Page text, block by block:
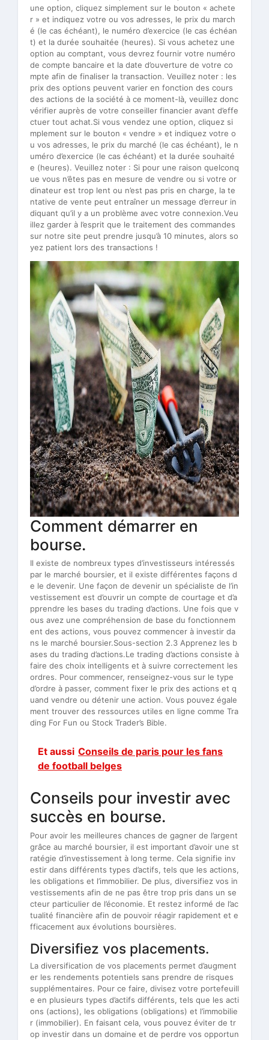
une option, cliquez simplement sur le bouton « achete
r » et indiquez votre ou vos adresses, le prix du march
é (le cas échéant), le numéro d’exercice (le cas échéan
t) et la durée souhaitée (heures). Si vous achetez une
option au comptant, vous devrez fournir votre numéro
de compte bancaire et la date d’ouverture de votre co
mpte afin de finaliser la transaction. Veuillez noter : les
prix des options peuvent varier en fonction des cours
des actions de la société à ce moment-là, veuillez donc
vérifier auprès de votre conseiller financier avant d’effe
ctuer tout achat.Si vous vendez une option, cliquez si
mplement sur le bouton « vendre » et indiquez votre o
u vos adresses, le prix du marché (le cas échéant), le n
uméro d’exercice (le cas échéant) et la durée souhaité
e (heures). Veuillez noter : Si pour une raison quelconq
ue vous n’êtes pas en mesure de vendre ou si votre or
dinateur est trop lent ou n’est pas pris en charge, la te
ntative de vente peut entraîner un message d’erreur in
diquant qu’il y a un problème avec votre connexion.Veu
illez garder à l’esprit que le traitement des commandes
sur notre site peut prendre jusqu’à 10 minutes, alors so
yez patient lors des transactions !
Comment démarrer en
bourse.
Il existe de nombreux types d’investisseurs intéressés
par le marché boursier, et il existe différentes façons d
e le devenir. Une façon de devenir un spécialiste de l’in
vestissement est d’ouvrir un compte de courtage et d’a
pprendre les bases du trading d’actions. Une fois que v
ous avez une compréhension de base du fonctionnem
ent des actions, vous pouvez commencer à investir da
ns le marché boursier.Sous-section 2.3 Apprenez les b
ases du trading d’actions.Le trading d’actions consiste à
faire des choix intelligents et à suivre correctement les
ordres. Pour commencer, renseignez-vous sur le type
d’ordre à passer, comment fixer le prix des actions et q
uand vendre ou détenir une action. Vous pouvez égale
ment trouver des ressources utiles en ligne comme Tra
ding For Fun ou Stock Trader’s Bible.
Et aussi Conseils de paris pour les fans
de football belges
Conseils pour investir avec
succès en bourse.
Pour avoir les meilleures chances de gagner de l’argent
grâce au marché boursier, il est important d’avoir une st
ratégie d’investissement à long terme. Cela signifie inv
estir dans différents types d’actifs, tels que les actions,
les obligations et l’immobilier. De plus, diversifiez vos in
vestissements afin de ne pas être trop pris dans un se
cteur particulier de l’économie. Et restez informé de l’ac
tualité financière afin de pouvoir réagir rapidement et e
fficacement aux évolutions boursières.
Diversifiez vos placements.
La diversification de vos placements permet d’augment
er les rendements potentiels sans prendre de risques
supplémentaires. Pour ce faire, divisez votre portefeuill
e en plusieurs types d’actifs différents, tels que les acti
ons (actions), les obligations (obligations) et l’immobilie
r (immobilier). En faisant cela, vous pouvez éviter de tr
op investir dans un domaine et de perdre vos opportun